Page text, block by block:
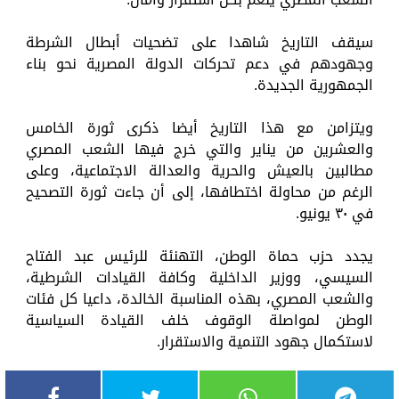
سيقف التاريخ شاهدا على تضحيات أبطال الشرطة
وجهودهم في دعم تحركات الدولة المصرية نحو بناء
الجمهورية الجديدة.
ويتزامن مع هذا التاريخ أيضا ذكرى ثورة الخامس
والعشرين من يناير والتي خرج فيها الشعب المصري
مطالبين بالعيش والحرية والعدالة الاجتماعية، وعلى
الرغم من محاولة اختطافها، إلى أن جاءت ثورة التصحيح
في ٣٠ يونيو.
يجدد حزب حماة الوطن، التهنئة للرئيس عبد الفتاح
السيسي، ووزير الداخلية وكافة القيادات الشرطية،
والشعب المصري، بهذه المناسبة الخالدة، داعيا كل فئات
الوطن لمواصلة الوقوف خلف القيادة السياسية
لاستكمال جهود التنمية والاستقرار.